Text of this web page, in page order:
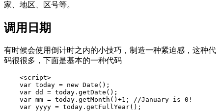
家、地区、区号等。
调用日期
有时候会使用倒计时之内的小技巧，制造一种紧迫感，这种代
码很很多，下面是基本的一种代码
<script>
var today = new Date();
var dd = today.getDate();
var mm = today.getMonth()+1; //January is 0!
var yyyy = today.getFullYear();